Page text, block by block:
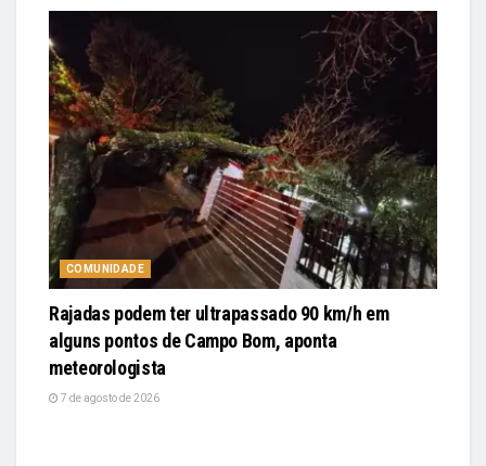
COMUNIDADE
Rajadas podem ter ultrapassado 90 km/h em
alguns pontos de Campo Bom, aponta
meteorologista
7 de agosto de 2026